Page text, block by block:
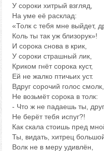
У сороки хитрый взгляд,
На уме её расклад:
«Толк с тебя мне выйдет,
Коль ты так уж близорук»!
И сорока снова в крик,
У сороки страшный лик,
Криком гнёт сорока куст,
Ей не жалко птичьих уст.
Вдруг сорочий голос смолк,
Не возьмёт сорока в толк:
- Что ж не падаешь ты, друг,
Не берёт тебя испуг?!
Как скала стоишь пред
Ты, видать, хитрец
Волк не в меру удивлён,